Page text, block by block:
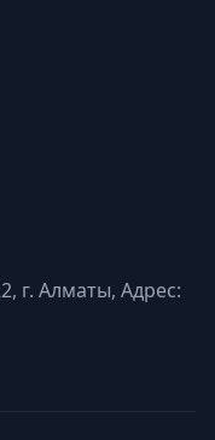
г. Алматы, Адрес: